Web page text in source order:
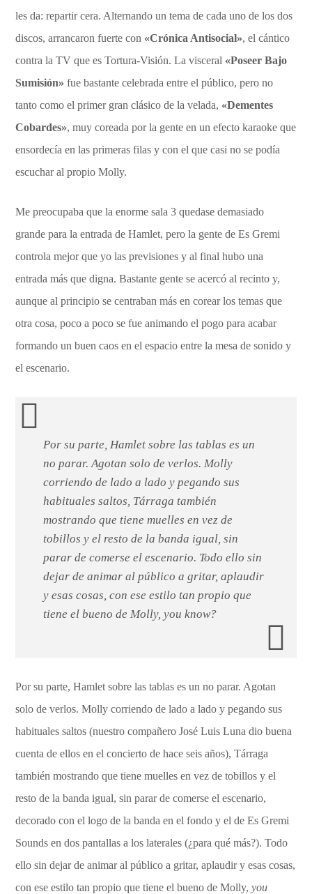
les da: repartir cera. Alternando un tema de cada uno de los dos
discos, arrancaron fuerte con «Crónica Antisocial», el cántico
contra la TV que es Tortura-Visión. La visceral «Poseer Bajo
Sumisión» fue bastante celebrada entre el público, pero no
tanto como el primer gran clásico de la velada, «Dementes
Cobardes», muy coreada por la gente en un efecto karaoke que
ensordecía en las primeras filas y con el que casi no se podía
escuchar al propio Molly.
Me preocupaba que la enorme sala 3 quedase demasiado
grande para la entrada de Hamlet, pero la gente de Es Gremi
controla mejor que yo las previsiones y al final hubo una
entrada más que digna. Bastante gente se acercó al recinto y,
aunque al principio se centraban más en corear los temas que
otra cosa, poco a poco se fue animando el pogo para acabar
formando un buen caos en el espacio entre la mesa de sonido y
el escenario.
Por su parte, Hamlet sobre las tablas es un
no parar. Agotan solo de verlos. Molly
corriendo de lado a lado y pegando sus
habituales saltos, Tárraga también
mostrando que tiene muelles en vez de
tobillos y el resto de la banda igual, sin
parar de comerse el escenario. Todo ello sin
dejar de animar al público a gritar, aplaudir
y esas cosas, con ese estilo tan propio que
tiene el bueno de Molly,you know?
Por su parte, Hamlet sobre las tablas es un no parar. Agotan
solo de verlos. Molly corriendo de lado a lado y pegando sus
habituales saltos (nuestro compañero José Luis Luna dio buena
cuenta de ellos en el concierto de hace seis años), Tárraga
también mostrando que tiene muelles en vez de tobillos y el
resto de la banda igual, sin parar de comerse el escenario,
decorado con el logo de la banda en el fondo y el de Es Gremi
Sounds en dos pantallas a los laterales (¿para qué más?). Todo
ello sin dejar de animar al público a gritar, aplaudir y esas cosas,
con ese estilo tan propio que tiene el bueno de Molly,you